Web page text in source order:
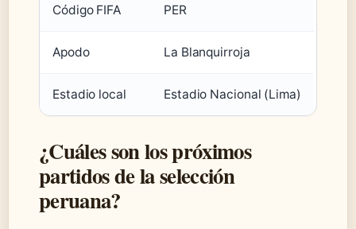
Código FIFA PER
Apodo La Blanquirroja
Estadio local Estadio Nacional (Lima)
¿Cuáles son los próximos
partidos de la selección
peruana?